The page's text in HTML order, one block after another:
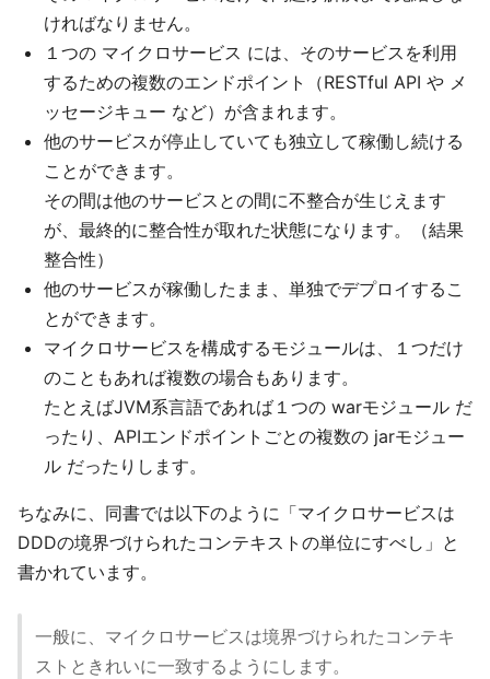
ければなりません。
１つの マイクロサービス には、そのサービスを利用
するための複数のエンドポイント（RESTful API や メ
ッセージキュー など）が含まれます。
他のサービスが停止していても独立して稼働し続ける
ことができます。
その間は他のサービスとの間に不整合が生じえます
が、最終的に整合性が取れた状態になります。（結果
整合性）
他のサービスが稼働したまま、単独でデプロイするこ
とができます。
マイクロサービスを構成するモジュールは、１つだけ
のこともあれば複数の場合もあります。
たとえばJVM系言語であれば１つの warモジュール だ
ったり、APIエンドポイントごとの複数の jarモジュー
ル だったりします。
ちなみに、同書では以下のように「マイクロサービスは
DDDの境界づけられたコンテキストの単位にすべし」と
書かれています。
一般に、マイクロサービスは境界づけられたコンテキ
ストときれいに一致するようにします。